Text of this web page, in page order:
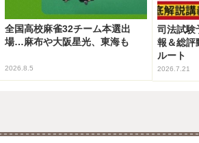
全国高校麻雀32チーム本選出
場…麻布や大阪星光、東海も
2026.8.5
司法試験
報＆総
ルート
2026.7.21